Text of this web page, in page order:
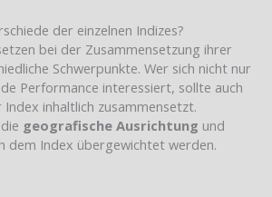
der einzelnen Indizes?
bei der Zusammensetzung ihrer
Schwerpunkte. Wer sich nicht nur
Performance interessiert, sollte auch
Index inhaltlich zusammensetzt.
geografische Ausrichtung und
dem Index übergewichtet werden.